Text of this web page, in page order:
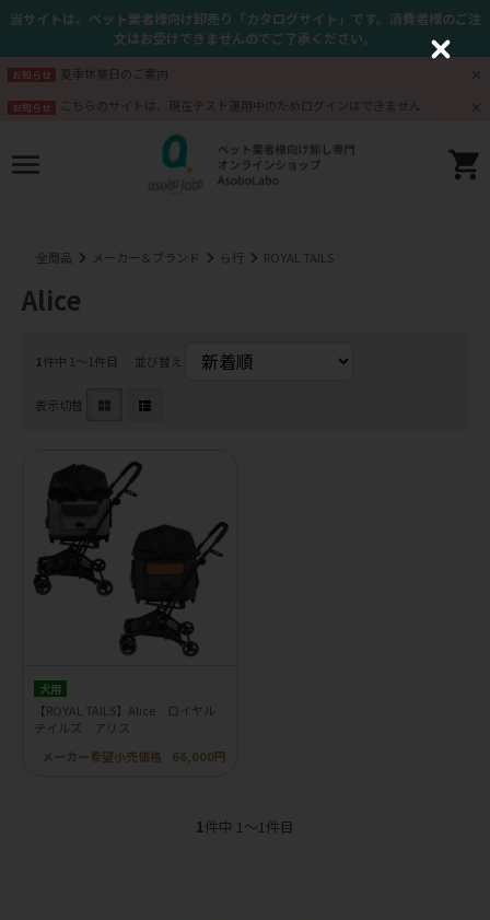
当サイトは、ペット業者様向け卸売り「カタログサイト」です。消費者様のご注
文はお受けできませんのでご了承ください。
お知らせ 夏季休業日のご案内
お知らせ こちらのサイトは、現在テスト運用中のためログインはできません
全商品 メーカー＆ブランド ら行 ROYAL TAILS
Alice
1件中 1〜1件目 並び替え
表示切替
犬用
【ROYAL TAILS】Alice ロイヤル
テイルズ アリス
メーカー希望小売価格
66,000円
1件中 1〜1件目
C